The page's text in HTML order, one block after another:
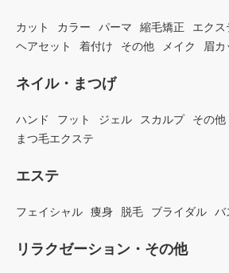
カット カラー パーマ 縮毛矯正 エクス
ヘアセット
着付け その他 メイク 眉カ
ネイル・まつげ
ハンド フット ジェル スカルプ その他
まつ毛エクステ
エステ
フェイシャル 痩身 脱毛 ブライダル バ
リラクゼーション・その他